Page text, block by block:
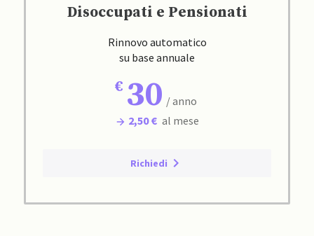
Disoccupati e Pensionati
Rinnovo automatico
su base annuale
30 / anno
2,50 € al mese
Richiedi